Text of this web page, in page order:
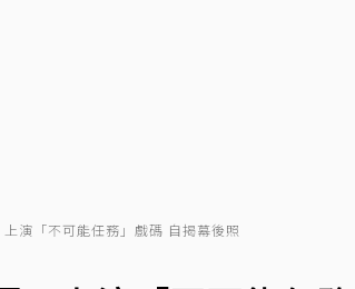
演「不可能任務」戲碼 自揭幕後照